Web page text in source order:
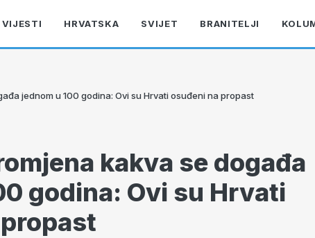
VIJESTI HRVATSKA SVIJET BRANITELJI
jednom u 100 godina: Ovi su Hrvati osuđeni na propast
kakva se događa
godina: Ovi su Hrvati